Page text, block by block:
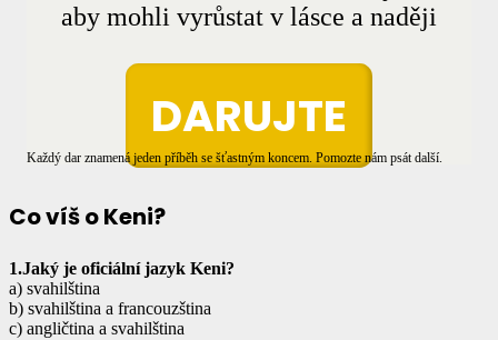
aby mohli vyrůstat v lásce a naději
DARUJTE
Každý dar znamená jeden příběh se šťastným koncem. Pomozte nám psát další.
Co víš o Keni?
1.Jaký je oficiální jazyk Keni?
a) svahilština
b) svahilština a francouzština
c) angličtina a svahilština